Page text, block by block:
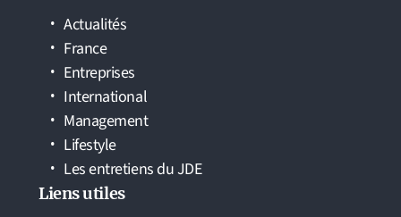
Actualités
France
Entreprises
International
Management
Lifestyle
Les entretiens du JDE
Liens utiles